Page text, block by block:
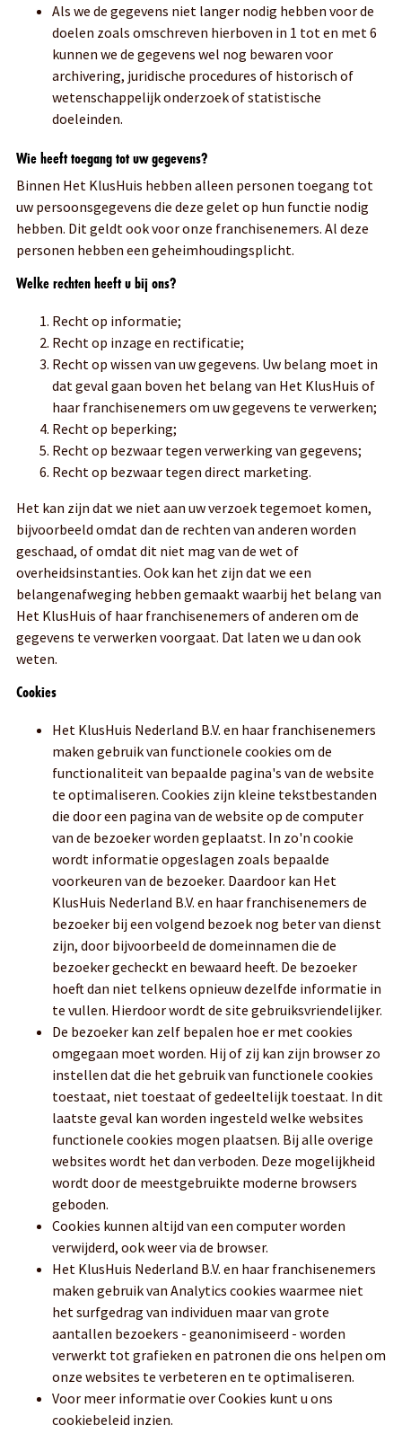
Als we de gegevens niet langer nodig hebben voor de
doelen zoals omschreven hierboven in 1 tot en met 6
kunnen we de gegevens wel nog bewaren voor
archivering, juridische procedures of historisch of
wetenschappelijk onderzoek of statistische
doeleinden.
Wie heeft toegang tot uw gegevens?
Binnen Het KlusHuis hebben alleen personen toegang tot
uw persoonsgegevens die deze gelet op hun functie nodig
hebben. Dit geldt ook voor onze franchisenemers. Al deze
personen hebben een geheimhoudingsplicht.
Welke rechten heeft u bij ons?
Recht op informatie;
Recht op inzage en rectificatie;
Recht op wissen van uw gegevens. Uw belang moet in
dat geval gaan boven het belang van Het KlusHuis of
haar franchisenemers om uw gegevens te verwerken;
Recht op beperking;
Recht op bezwaar tegen verwerking van gegevens;
Recht op bezwaar tegen direct marketing.
Het kan zijn dat we niet aan uw verzoek tegemoet komen,
bijvoorbeeld omdat dan de rechten van anderen worden
geschaad, of omdat dit niet mag van de wet of
overheidsinstanties. Ook kan het zijn dat we een
belangenafweging hebben gemaakt waarbij het belang van
Het KlusHuis of haar franchisenemers of anderen om de
gegevens te verwerken voorgaat. Dat laten we u dan ook
weten.
Cookies
Het KlusHuis Nederland B.V. en haar franchisenemers
maken gebruik van functionele cookies om de
functionaliteit van bepaalde pagina's van de website
te optimaliseren. Cookies zijn kleine tekstbestanden
die door een pagina van de website op de computer
van de bezoeker worden geplaatst. In zo'n cookie
wordt informatie opgeslagen zoals bepaalde
voorkeuren van de bezoeker. Daardoor kan Het
KlusHuis Nederland B.V. en haar franchisenemers de
bezoeker bij een volgend bezoek nog beter van dienst
zijn, door bijvoorbeeld de domeinnamen die de
bezoeker gecheckt en bewaard heeft. De bezoeker
hoeft dan niet telkens opnieuw dezelfde informatie in
te vullen. Hierdoor wordt de site gebruiksvriendelijker.
De bezoeker kan zelf bepalen hoe er met cookies
omgegaan moet worden. Hij of zij kan zijn browser zo
instellen dat die het gebruik van functionele cookies
toestaat, niet toestaat of gedeeltelijk toestaat. In dit
laatste geval kan worden ingesteld welke websites
functionele cookies mogen plaatsen. Bij alle overige
websites wordt het dan verboden. Deze mogelijkheid
wordt door de meestgebruikte moderne browsers
geboden.
Cookies kunnen altijd van een computer worden
verwijderd, ook weer via de browser.
Het KlusHuis Nederland B.V. en haar franchisenemers
maken gebruik van Analytics cookies waarmee niet
het surfgedrag van individuen maar van grote
aantallen bezoekers - geanonimiseerd - worden
verwerkt tot grafieken en patronen die ons helpen om
onze websites te verbeteren en te optimaliseren.
Voor meer informatie over Cookies kunt u ons
cookiebeleid inzien.